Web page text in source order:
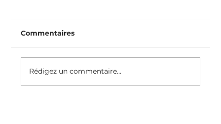
Commentaires
Rédigez un commentaire...